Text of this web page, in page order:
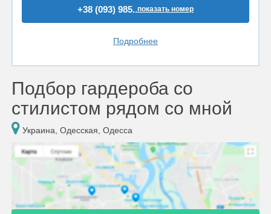
+38 (093) 985..показать номер
Подробнее
Подбор гардероба со
стилистом рядом со мной
Украина, Одесская, Одесса